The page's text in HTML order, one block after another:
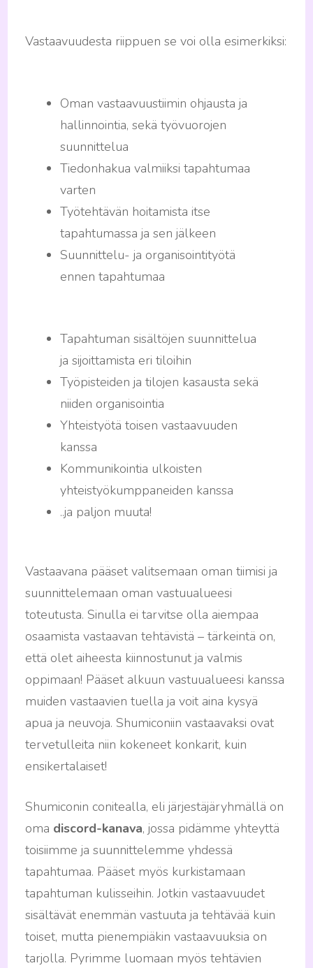
Vastaavuudesta riippuen se voi olla esimerkiksi:
Oman vastaavuustiimin ohjausta ja
hallinnointia, sekä työvuorojen
suunnittelua
Tiedonhakua valmiiksi tapahtumaa
varten
Työtehtävän hoitamista itse
tapahtumassa ja sen jälkeen
Suunnittelu- ja organisointityötä
ennen tapahtumaa
Tapahtuman sisältöjen suunnittelua
ja sijoittamista eri tiloihin
Työpisteiden ja tilojen kasausta sekä
niiden organisointia
Yhteistyötä toisen vastaavuuden
kanssa
Kommunikointia ulkoisten
yhteistyökumppaneiden kanssa
..ja paljon muuta!
Vastaavana pääset valitsemaan oman tiimisi ja
suunnittelemaan oman vastuualueesi
toteutusta. Sinulla ei tarvitse olla aiempaa
osaamista vastaavan tehtävistä – tärkeintä on,
että olet aiheesta kiinnostunut ja valmis
oppimaan! Pääset alkuun vastuualueesi kanssa
muiden vastaavien tuella ja voit aina kysyä
apua ja neuvoja. Shumiconiin vastaavaksi ovat
tervetulleita niin kokeneet konkarit, kuin
ensikertalaiset!
Shumiconin conitealla, eli järjestäjäryhmällä on
oma discord-kanava, jossa pidämme yhteyttä
toisiimme ja suunnittelemme yhdessä
tapahtumaa. Pääset myös kurkistamaan
tapahtuman kulisseihin. Jotkin vastaavuudet
sisältävät enemmän vastuuta ja tehtävää kuin
toiset, mutta pienempiäkin vastaavuuksia on
tarjolla. Pyrimme luomaan myös tehtävien